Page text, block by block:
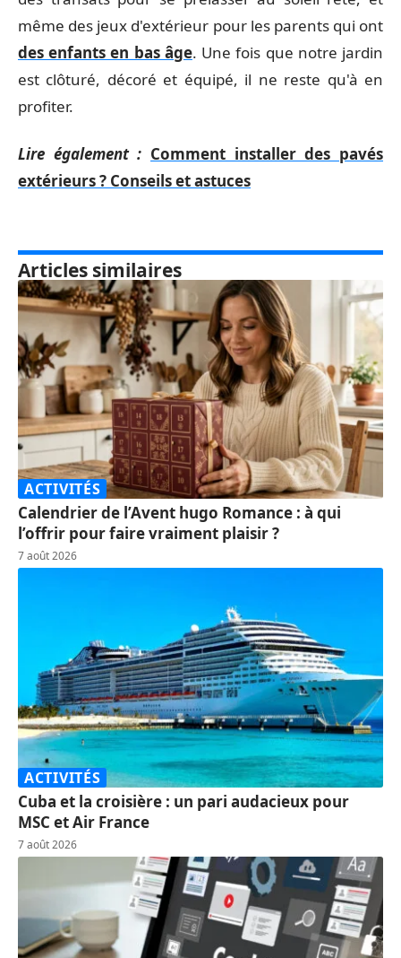
même des jeux d'extérieur pour les parents qui ont
des enfants en bas âge. Une fois que notre jardin
est clôturé, décoré et équipé, il ne reste qu'à en
profiter.
Lire également : Comment installer des pavés
extérieurs ? Conseils et astuces
Articles similaires
ACTIVITÉS
Calendrier de l’Avent hugo Romance : à qui
l’offrir pour faire vraiment plaisir ?
7 août 2026
ACTIVITÉS
Cuba et la croisière : un pari audacieux pour
MSC et Air France
7 août 2026